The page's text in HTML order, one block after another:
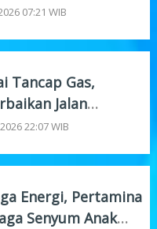
Warga
07:21 WIB
Tancap Gas,
Jalan
Milyar
22:07 WIB
Energi, Pertamina
Senyum Anak